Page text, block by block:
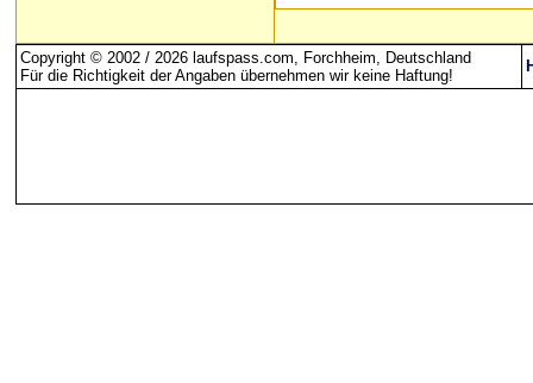
Copyright © 2002 / 2026 laufspass.com, Forchheim, Deutschland
Für die Richtigkeit der Angaben übernehmen wir keine Haftung!